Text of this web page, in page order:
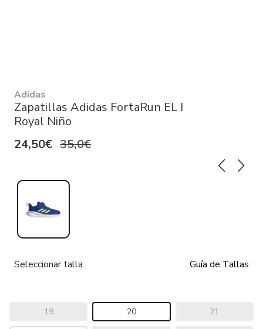
Adidas
Zapatillas Adidas FortaRun EL I
Royal Niño
24,50€ 35,0€
Seleccionar talla Guía de Tallas
19 20 21